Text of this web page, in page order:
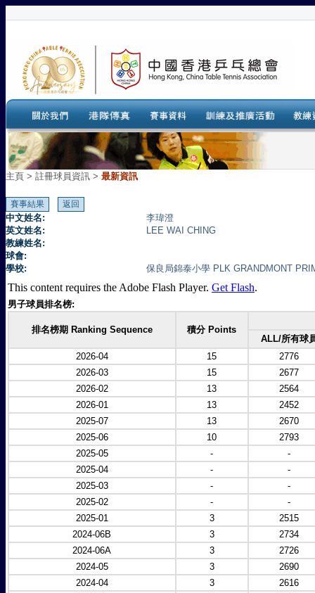
主頁 > 註冊球員資訊 > 最新資訊
中文姓名:
李瑋澄
英文姓名:
LEE WAI CHING
教練姓名:
球會:
學校:
保良局錦泰小學 PLK GRANDMONT
This content requires the Adobe Flash Player. Get Flash.
男子球員排名榜:
排名榜期 Ranking Sequence
積分 Points
ALL/所有球
2026-04
15
2776
2026-03
15
2677
2026-02
13
2564
2026-01
13
2452
2025-07
13
2670
2025-06
10
2793
2025-05
-
-
2025-04
-
-
2025-03
-
-
2025-02
-
-
2025-01
3
2515
2024-06B
3
2734
2024-06A
3
2726
2024-05
3
2690
2024-04
3
2616